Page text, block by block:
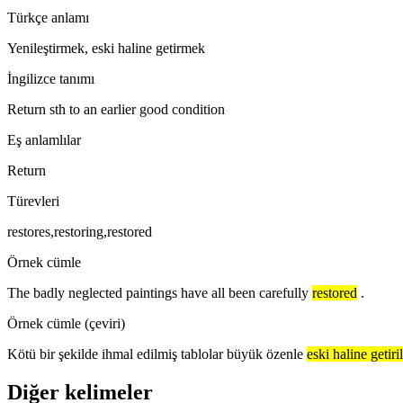
Türkçe anlamı
Yenileştirmek, eski haline getirmek
İngilizce tanımı
Return sth to an earlier good condition
Eş anlamlılar
Return
Türevleri
restores,restoring,restored
Örnek cümle
The badly neglected paintings have all been carefully restored .
Örnek cümle (çeviri)
Kötü bir şekilde ihmal edilmiş tablolar büyük özenle eski haline
Diğer kelimeler